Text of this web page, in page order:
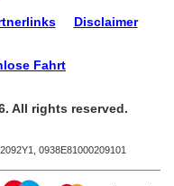
Disclaimer
Fahrt
All rights reserved.
0938Ε81000209101